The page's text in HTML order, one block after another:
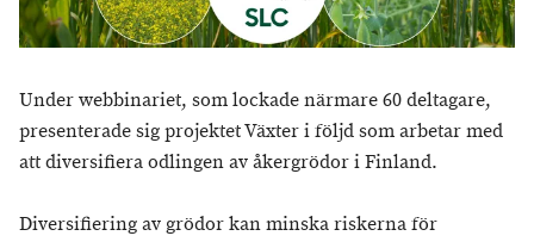
Under webbinariet, som lockade närmare 60 deltagare,
presenterade sig projektet Växter i följd som arbetar med
att diversifiera odlingen av åkergrödor i Finland.
Diversifiering av grödor kan minska riskerna för